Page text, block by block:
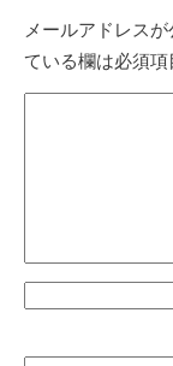
メールアドレス
ている欄は必須項